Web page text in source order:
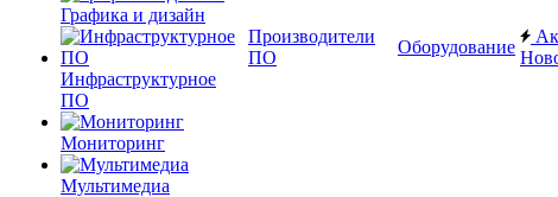
Графика и дизайн
Инфраструктурное
ПО
Мониторинг
Мультимедиа
Производители
ПО
Оборудование